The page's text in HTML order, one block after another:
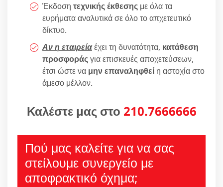
Έκδοση τεχνικής έκθεσης με όλα τα
ευρήματα αναλυτικά σε όλο το απχετευτικό
δίκτυο.
Αν η εταιρείαέχει τη δυνατότητα, κατάθεση
προσφοράςγια επισκευές αποχετεύσεων,
έτσι ώστε να μην επαναληφθεί η αστοχία στο
άμεσο μέλλον.
Καλέστε μας στο 210.7666666
Πού μας καλείτε για να σας
στείλουμε συνεργείο με
αποφρακτικό όχημα;